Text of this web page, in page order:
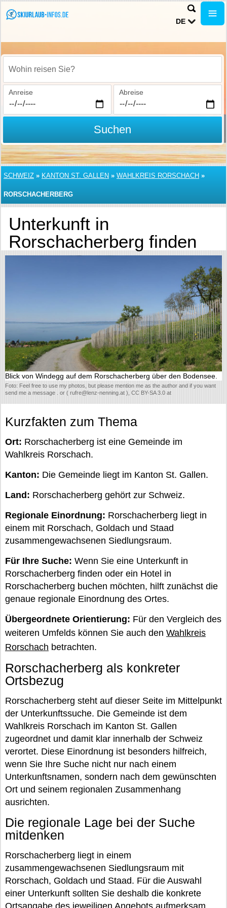
DE
Wohin reisen Sie?
Anreise Abreise
Suchen
SCHWEIZ » KANTON ST. GALLEN » WAHLKREIS RORSCHACH »
RORSCHACHERBERG
Unterkunft in
Rorschacherberg finden
Blick von Windegg auf dem Rorschacherberg über den Bodensee.
Foto: Feel free to use my photos, but please mention me as the author and if you want
send me a message . or ( rufre@lenz-nenning.at ), CC BY-SA 3.0 at
Kurzfakten zum Thema
Ort: Rorschacherberg ist eine Gemeinde im
Wahlkreis Rorschach.
Kanton: Die Gemeinde liegt im Kanton St. Gallen.
Land: Rorschacherberg gehört zur Schweiz.
Regionale Einordnung: Rorschacherberg liegt in
einem mit Rorschach, Goldach und Staad
zusammengewachsenen Siedlungsraum.
Für Ihre Suche: Wenn Sie eine Unterkunft in
Rorschacherberg finden oder ein Hotel in
Rorschacherberg buchen möchten, hilft zunächst die
genaue regionale Einordnung des Ortes.
Übergeordnete Orientierung: Für den Vergleich des
weiteren Umfelds können Sie auch den Wahlkreis
Rorschach betrachten.
Rorschacherberg als konkreter
Ortsbezug
Rorschacherberg steht auf dieser Seite im Mittelpunkt
der Unterkunftssuche. Die Gemeinde ist dem
Wahlkreis Rorschach im Kanton St. Gallen
zugeordnet und damit klar innerhalb der Schweiz
verortet. Diese Einordnung ist besonders hilfreich,
wenn Sie Ihre Suche nicht nur nach einem
Unterkunftsnamen, sondern nach dem gewünschten
Ort und seinem regionalen Zusammenhang
ausrichten.
Die regionale Lage bei der Suche
mitdenken
Rorschacherberg liegt in einem
zusammengewachsenen Siedlungsraum mit
Rorschach, Goldach und Staad. Für die Auswahl
einer Unterkunft sollten Sie deshalb die konkrete
Ortsangabe des jeweiligen Angebots aufmerksam